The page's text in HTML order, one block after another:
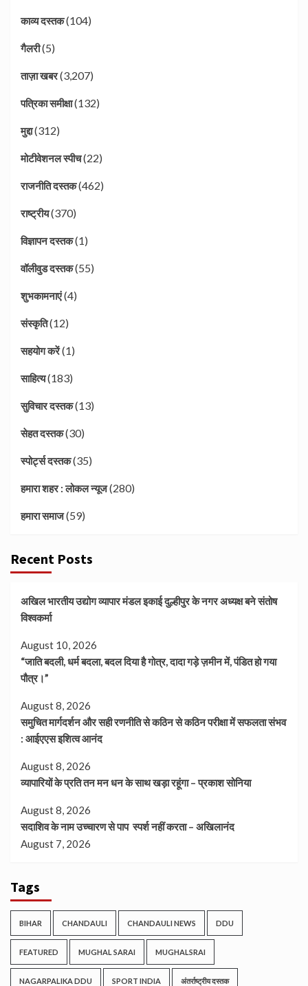
काव्य दस्तक(104)
गैलरी(5)
ताज़ा खबर(3,207)
पत्रिका समीक्षा(132)
मुद्दा(312)
मोटीवेशनल स्पीच(22)
राजनीति दस्तक(462)
राष्ट्रीय(370)
विज्ञापन दस्तक(1)
वॉलीवुड दस्तक(55)
शुभकामनाएं(4)
संस्कृति(12)
सहयोग करें(1)
साहित्य(183)
सुविचार दस्तक(13)
सेहत दस्तक(30)
स्पोर्ट्स दस्तक(35)
हमारा शहर : लोकल न्यूज(280)
हमारा समाज(59)
Recent Posts
अखिल भारतीय उद्योग व्यापार मंडल इकाई दुल्हीपुर के नगर अध्यक्ष बने संतोष
विश्वकर्मा
August 10, 2026
“जाति बदली, धर्म बदला, बदल दिया है गोत्र, दादा गड़े ज़मीन में, पंडित हो गया
पौत्र।”
August 8, 2026
समुचित मार्गदर्शन और सही रणनीति से कठिन से कठिन परीक्षा में सफलता संभव
: आईएएस इशित्व आनंद
August 8, 2026
व्यापारियों के प्रति तन मन धन के साथ खड़ा रहूंगा – प्रकाश सोनिया
August 8, 2026
सदाशिव के नाम उच्चारण से पाप स्पर्श नहीं करता – अखिलानंद
August 7, 2026
Tags
BIHAR CHANDAULI CHANDAULI NEWS DDU
FEATURED MUGHAL SARAI MUGHALSRAI
NAGARPALIKA DDU SPORT INDIA अंतर्राष्ट्रीय दस्तक